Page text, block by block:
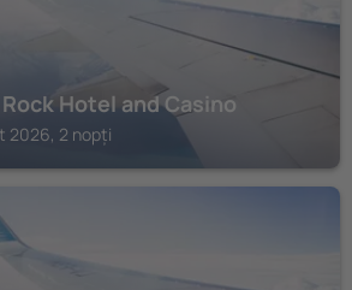
Hotel and Casino
2026, 2 nopți